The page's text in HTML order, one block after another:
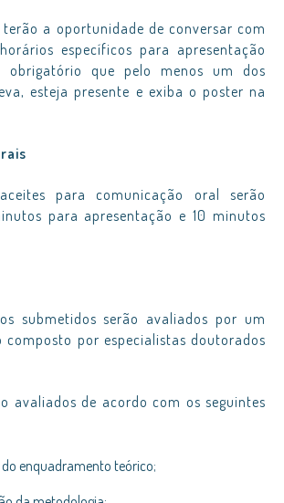
a oportunidade de conversar com
específicos para apresentação
obrigatório que pelo menos um dos
esteja presente e exiba o poster na
para comunicação oral serão
para apresentação e 10 minutos
submetidos serão avaliados por um
por especialistas doutorados
avaliados de acordo com os seguintes
do enquadramento teórico;